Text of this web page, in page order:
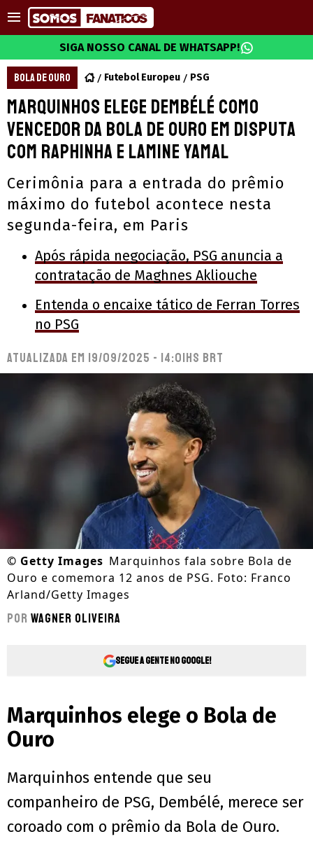
SIGA NOSSO CANAL DE WHATSAPP!
BOLA DE OURO Futebol Europeu PSG
Marquinhos elege Dembélé como
vencedor da Bola de Ouro em disputa
com Raphinha e Lamine Yamal
Cerimônia para a entrada do prêmio
máximo do futebol acontece nesta
segunda-feira, em Paris
Após rápida negociação, PSG anuncia a
contratação de Maghnes Akliouche
Entenda o encaixe tático de Ferran Torres
no PSG
Atualizada em 19/09/2025 - 14:01hs BRT
© Getty Images Marquinhos fala sobre Bola de
Ouro e comemora 12 anos de PSG. Foto: Franco
Arland/Getty Images
Por Wagner Oliveira
Segue a gente no Google!
Marquinhos elege o Bola de
Ouro
Marquinhos entende que seu
companheiro de PSG, Dembélé, merece ser
coroado com o prêmio da Bola de Ouro.